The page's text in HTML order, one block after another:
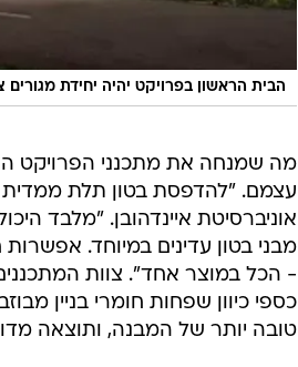
הבית הראשון בפרויקט יהיה יחידת מגורים
מה שמנחה את מתכנני הפרויקט
עצמם. "להדפסת בטון תלת ממדית
אוניברסיטת איינדהובן. "מלבד
מבני בטון עדינים במיוחד.
- הכל במוצר אחד". צוות
כספי כיוון שפחות חומרי בניין
טובה יותר של המבנה, ותוצאה